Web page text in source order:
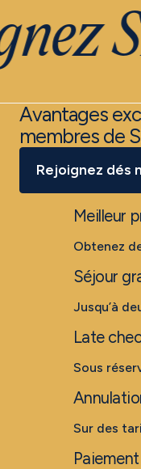
Avantages
membres de
Rejoignez dés
Meilleur
Obtenez
Séjour
Jusqu’à
Late
Sous
Sur des